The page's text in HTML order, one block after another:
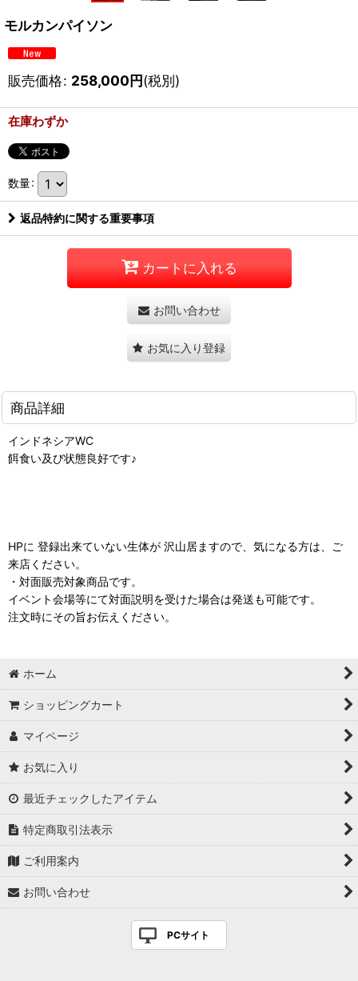
モルカンパイソン
販売価格: 258,000円(税別)
在庫わずか
数量:
返品特約に関する重要事項
カートに入れる
お問い合わせ
お気に入り登録
商品詳細
インドネシアWC
餌食い及び状態良好です♪
HPに 登録出来ていない生体が 沢山居ますので、気になる方は、ご
来店ください。
・対面販売対象商品です。
イベント会場等にて対面説明を受けた場合は発送も可能です。
注文時にその旨お伝えください。
ホーム
ショッピングカート
マイページ
お気に入り
最近チェックしたアイテム
特定商取引法表示
ご利用案内
お問い合わせ
PCサイト